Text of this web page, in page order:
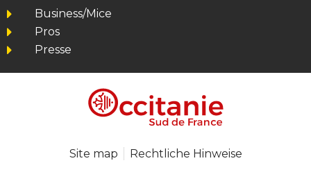
Business/Mice
Pros
Presse
Site map Rechtliche Hinweise